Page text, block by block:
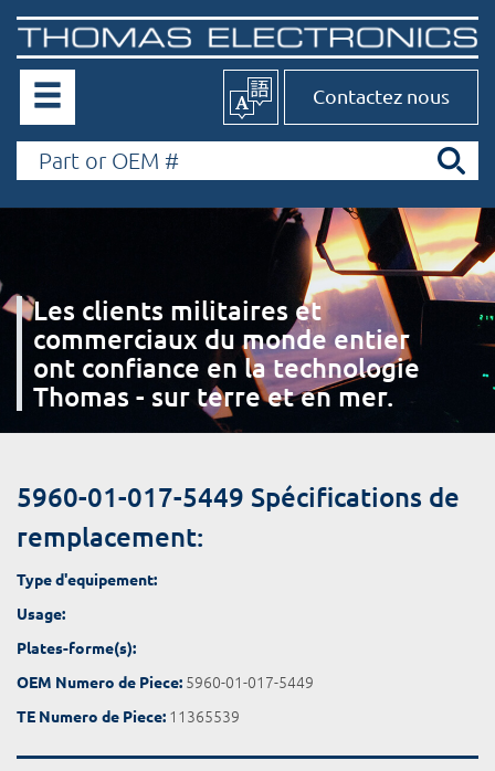
Contactez nous
Les clients militaires et
commerciaux du monde entier
ont confiance en la technologie
Thomas - sur terre et en mer.
5960-01-017-5449 Spécifications de
remplacement:
Type d'equipement:
Usage:
Plates-forme(s):
OEM Numero de Piece: 5960-01-017-5449
TE Numero de Piece: 11365539